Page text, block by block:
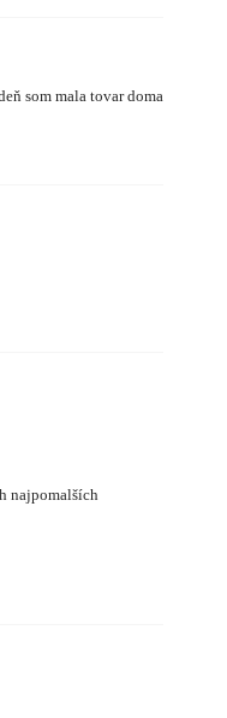
som mala tovar doma
najpomalších